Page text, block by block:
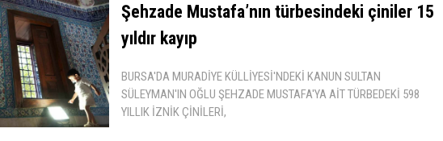
Şehzade Mustafa’nın türbesindeki çiniler 15
yıldır kayıp
BURSA'DA MURADİYE KÜLLİYESİ'NDEKİ KANUN SULTAN
SÜLEYMAN'IN OĞLU ŞEHZADE MUSTAFA'YA AİT TÜRBEDEKİ 598
YILLIK İZNİK ÇİNİLERİ,